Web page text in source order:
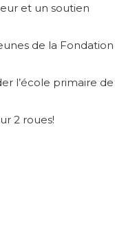
et un soutien
de la Fondation
l’école primaire de
2 roues!